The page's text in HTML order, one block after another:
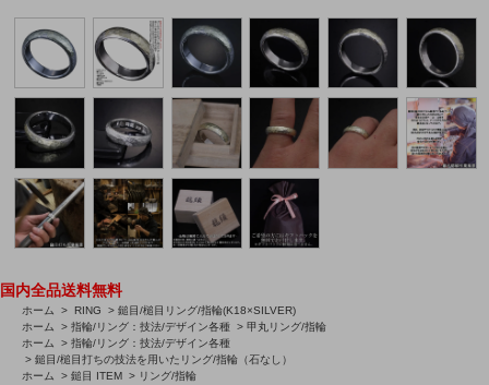
国内全品送料無料
ホーム > RING > 鎚目/槌目リング/指輪(K18×SILVER)
ホーム
> 指輪/リング：技法/デザイン各種 > 甲丸リング/指輪
ホーム
> 指輪/リング：技法/デザイン各種
> 鎚目/槌目打ちの技法を用いたリング/指輪（石なし）
ホーム
> 鎚目 ITEM > リング/指輪